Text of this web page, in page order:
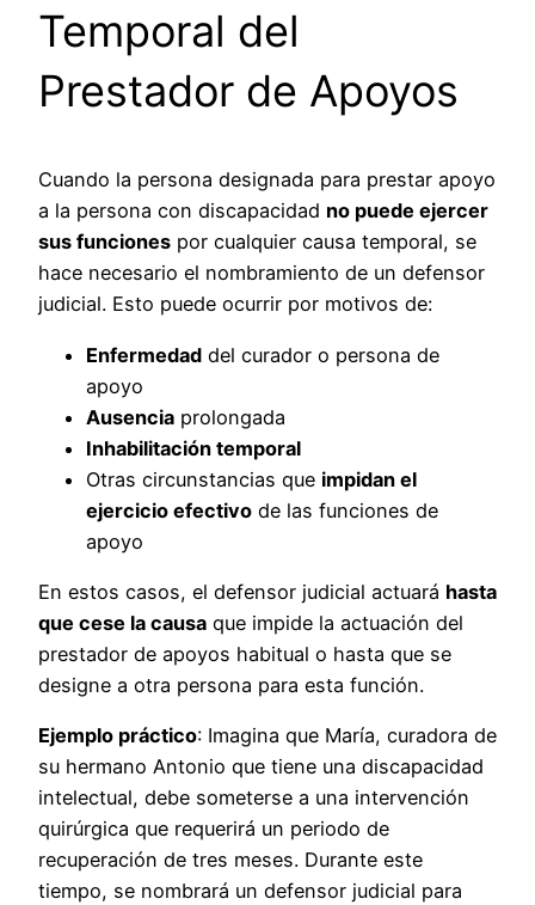
Temporal del
Prestador de Apoyos
Cuando la persona designada para prestar apoyo
a la persona con discapacidad no puede ejercer
sus funciones por cualquier causa temporal, se
hace necesario el nombramiento de un defensor
judicial. Esto puede ocurrir por motivos de:
Enfermedad del curador o persona de
apoyo
Ausencia prolongada
Inhabilitación temporal
Otras circunstancias que impidan el
ejercicio efectivo de las funciones de
apoyo
En estos casos, el defensor judicial actuará hasta
que cese la causa que impide la actuación del
prestador de apoyos habitual o hasta que se
designe a otra persona para esta función.
Ejemplo práctico: Imagina que María, curadora de
su hermano Antonio que tiene una discapacidad
intelectual, debe someterse a una intervención
quirúrgica que requerirá un periodo de
recuperación de tres meses. Durante este
tiempo, se nombrará un defensor judicial para